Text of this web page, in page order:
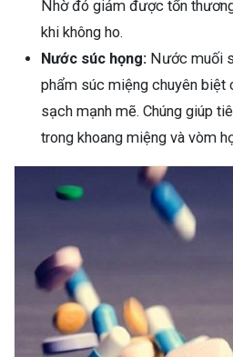
Nhờ đó giảm được tổn
khi không ho.
Nước súc họng: Nước muối
phẩm súc miệng chuyên biệt
sạch mạnh mẽ. Chúng giúp
trong khoang miệng và vòm